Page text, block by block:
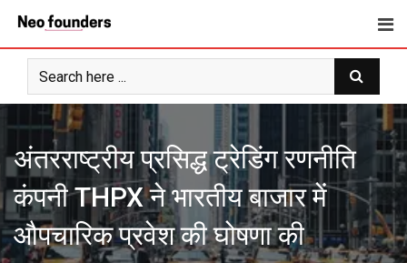
content
अंतरराष्ट्रीय प्रसिद्ध ट्रेडिंग रणनीति
कंपनी THPX ने भारतीय बाजार में
औपचारिक प्रवेश की घोषणा की